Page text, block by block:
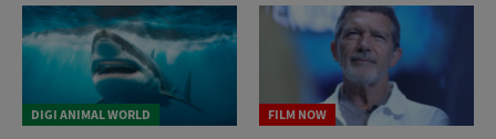
DIGI ANIMAL WORLD FILM NOW